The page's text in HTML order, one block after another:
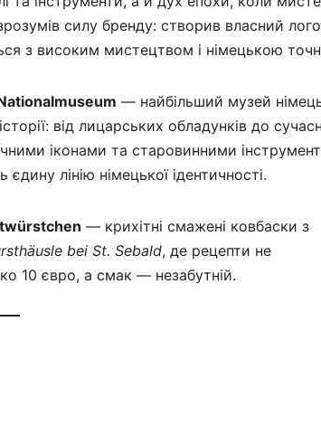
силу бренду: створив власний
з високим мистецтвом і німецькою
— найбільший музей
від лицарських обладунків до
іконами та старовинними
лінію німецької ідентичності.
— крихітні смажені ковбаски з
bei St. Sebald, де рецепти не
10 євро, а смак — незабутній.